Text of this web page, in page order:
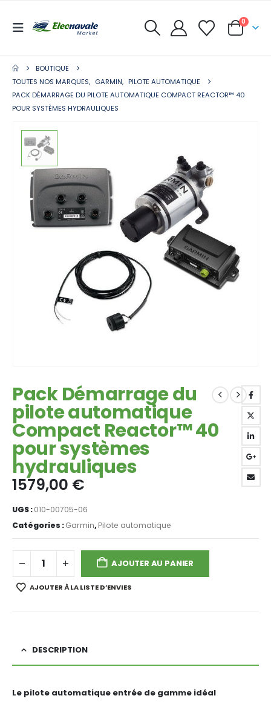
0
BOUTIQUE
TOUTES NOS MARQUES, GARMIN, PILOTE AUTOMATIQUE
PACK DÉMARRAGE DU PILOTE AUTOMATIQUE COMPACT REACTOR™ 40
POUR SYSTÈMES HYDRAULIQUES
Pack Démarrage du
pilote automatique
Compact Reactor™ 40
pour systèmes
hydrauliques
1579,00 €
UGS :010-00705-06
Catégories :Garmin,Pilote automatique
AJOUTER AU PANIER
AJOUTER À LA LISTE D’ENVIES
DESCRIPTION
Le pilote automatique entrée de gamme idéal